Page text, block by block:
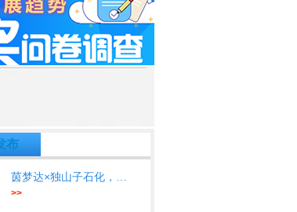
布
>>